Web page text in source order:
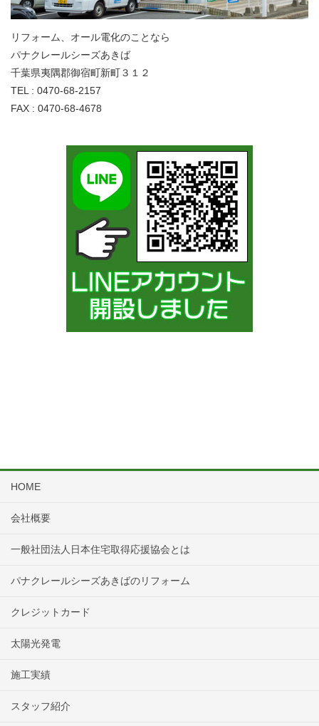
リフォーム、オール電化のことなら
パナクレールシーズあきば
千葉県夷隅郡御宿町新町３１２
TEL : 0470-68-2157
FAX : 0470-68-4678
HOME
会社概要
一般社団法人日本住宅取得応援協会とは
パナクレールシーズあきばのリフォーム
クレジットカード
太陽光発電
施工実績
スタッフ紹介